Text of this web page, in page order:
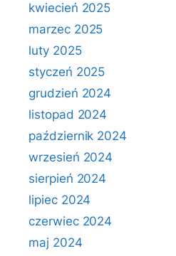
kwiecień 2025
marzec 2025
luty 2025
styczeń 2025
grudzień 2024
listopad 2024
październik 2024
wrzesień 2024
sierpień 2024
lipiec 2024
czerwiec 2024
maj 2024